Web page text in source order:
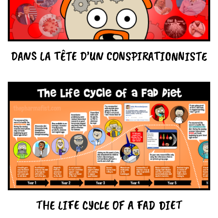
DANS LA TÊTE D’UN CONSPIRATIONNISTE
THE LIFE CYCLE OF A FAD DIET